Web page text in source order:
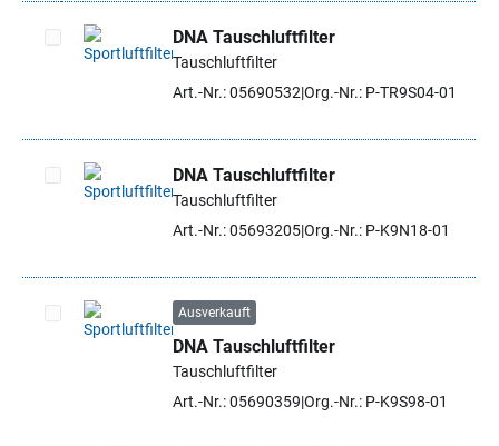
Artikel auswählen
DNA Tauschluftfilter
Tauschluftfilter
Art.-Nr.: 05690532 Org.-Nr.: P-TR9S04-01
Artikel auswählen
DNA Tauschluftfilter
Tauschluftfilter
Art.-Nr.: 05693205Org.-Nr.: P-K9N18-01
Artikel auswählen
Ausverkauft
DNA Tauschluftfilter
Tauschluftfilter
Art.-Nr.: 05690359 Org.-Nr.: P-K9S98-01